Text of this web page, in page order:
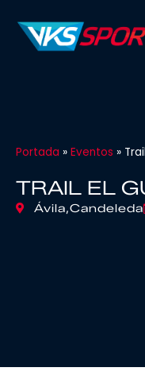
Portada » Eventos »
TRAIL EL
Ávila,Candeleda